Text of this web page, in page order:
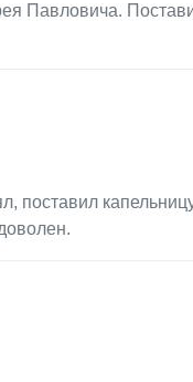
Павловича.